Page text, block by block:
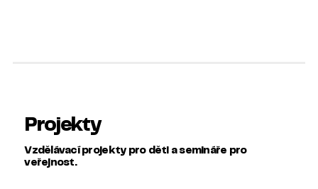
Projekty
Vzdělávací projekty pro děti a semináře pro
veřejnost.